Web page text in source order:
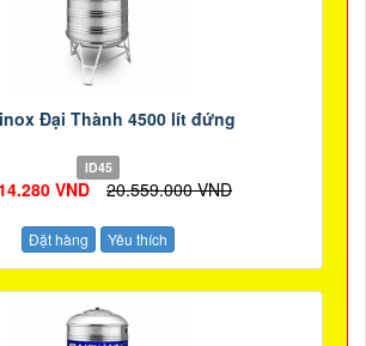
Đại Thành 4500 lít đứng
ID45
VND 20.559.000 VND
Đặt hàng Yêu thích